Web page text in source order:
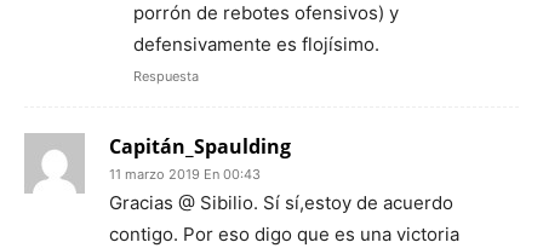
porrón de rebotes ofensivos) y
defensivamente es flojísimo.
Respuesta
Capitán_Spaulding
11 marzo 2019 En 00:43
Gracias @ Sibilio. Sí sí,estoy de acuerdo
contigo. Por eso digo que es una victoria